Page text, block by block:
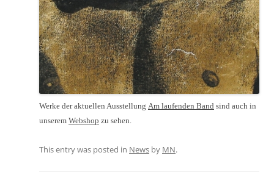
Werke der aktuellen Ausstellung Am laufenden Band sind auch in
unserem Webshop zu sehen.
This entry was posted in News by MN.